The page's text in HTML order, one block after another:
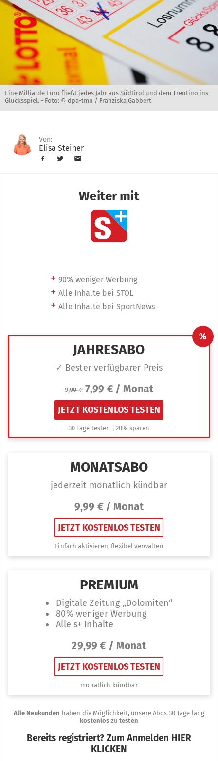
Eine Milliarde Euro fließt jedes Jahr aus Südtirol und dem Trentino ins
Glücksspiel. - Foto: © dpa-tmn / Franziska Gabbert
Von:
Elisa Steiner